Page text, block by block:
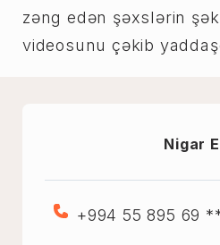
zəng edən şəxslərin
videosunu çəkib
Nigar
+994 55 895 69